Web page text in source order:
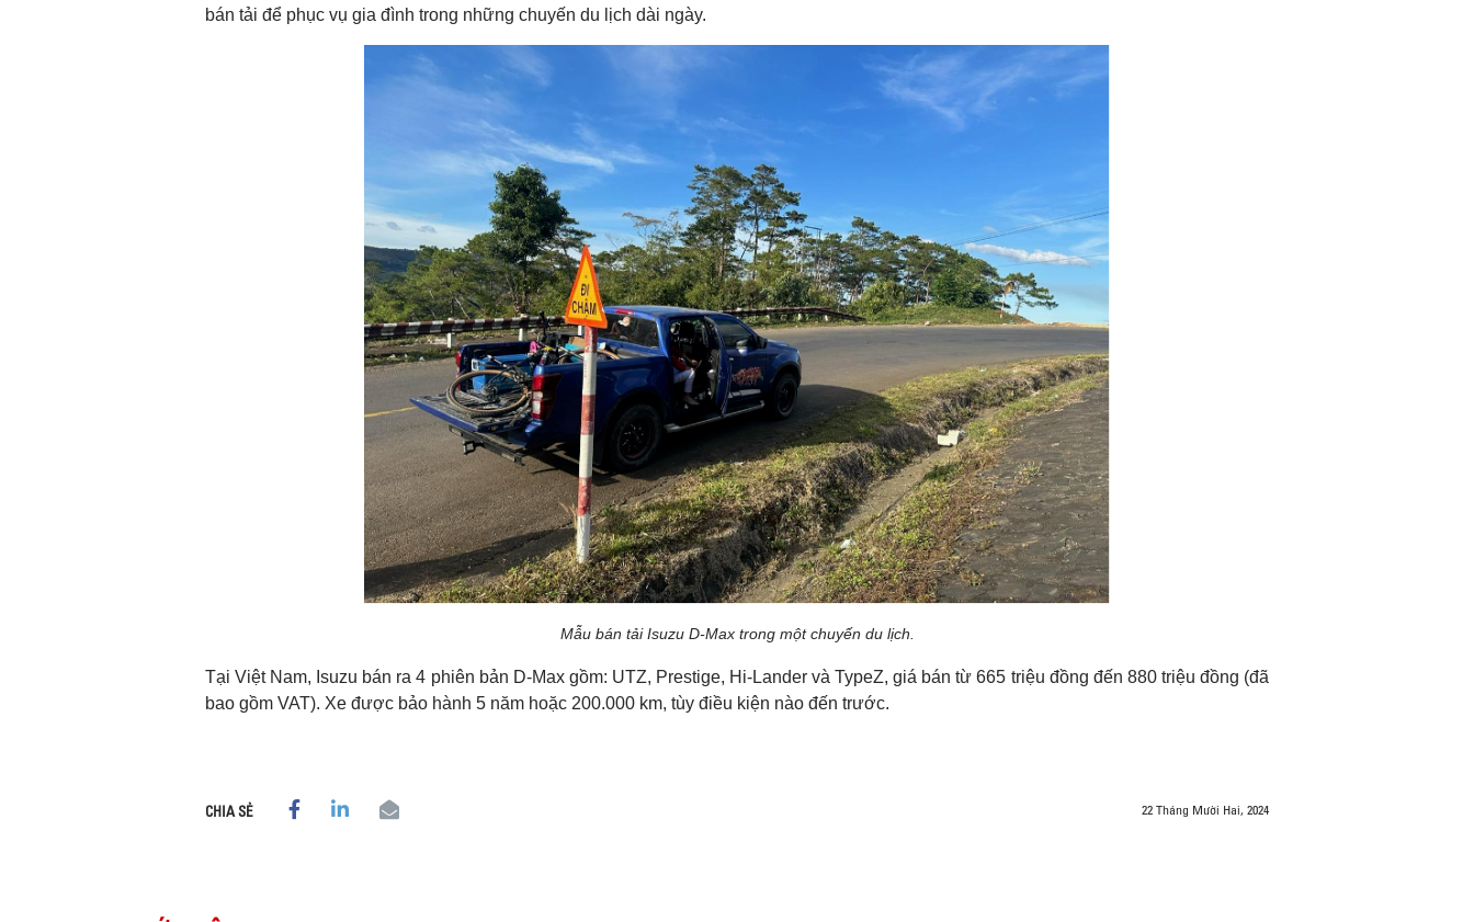
bán tải để phục vụ gia đình trong những chuyến du lịch dài ngày.
Mẫu bán tải Isuzu D-Max trong một chuyến du lịch.
Tại Việt Nam, Isuzu bán ra 4 phiên bản D-Max gồm: UTZ, Prestige, Hi-Lander và TypeZ, giá bán từ 665 triệu đồng đến 880 triệu đồng (đã
bao gồm VAT). Xe được bảo hành 5 năm hoặc 200.000 km, tùy điều kiện nào đến trước.
CHIA SẺ 22 Tháng Mười Hai, 2024